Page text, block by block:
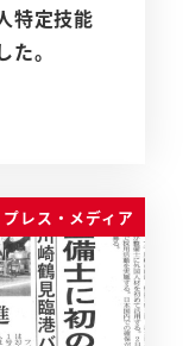
特定技能
。
プレス・メディア